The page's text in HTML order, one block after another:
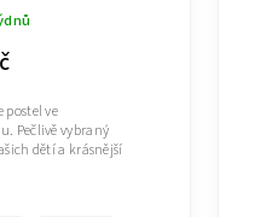
postel ve
Pečlivě vybraný
dětí a krásnější